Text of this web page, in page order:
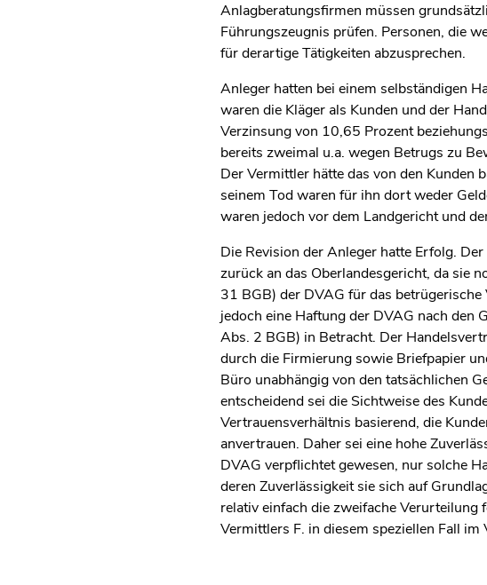
Anlagberatungsfirmen müssen
Führungszeugnis prüfen. Personen, die
für derartige Tätigkeiten abzusprechen.
Anleger hatten bei einem selbständigen
waren die Kläger als Kunden und der
Verzinsung von 10,65 Prozent
bereits zweimal u.a. wegen Betrugs zu
Der Vermittler hätte das von den Kunden
seinem Tod waren für ihn dort weder
waren jedoch vor dem Landgericht und
Die Revision der Anleger hatte Erfolg.
zurück an das Oberlandesgericht, da sie
31 BGB) der DVAG für das
jedoch eine Haftung der DVAG nach
Abs. 2 BGB) in Betracht. Der
durch die Firmierung sowie Briefpapier
Büro unabhängig von den tatsächlichen
entscheidend sei die Sichtweise des
Vertrauensverhältnis basierend, die
anvertrauen. Daher sei eine hohe
DVAG verpflichtet gewesen, nur solche
deren Zuverlässigkeit sie sich auf
relativ einfach die zweifache Verurteilung
Vermittlers F. in diesem speziellen Fall